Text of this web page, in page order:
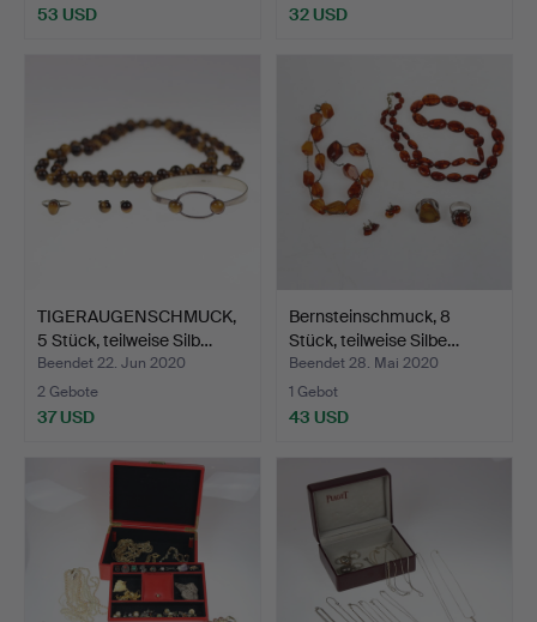
53 USD 32 USD
TIGERAUGENSCHMUCK,
5 Stück, teilweise Silb…
Beendet 22. Jun 2020
2 Gebote
37 USD
Bernsteinschmuck, 8
Stück, teilweise Silbe…
Beendet 28. Mai 2020
1 Gebot
43 USD